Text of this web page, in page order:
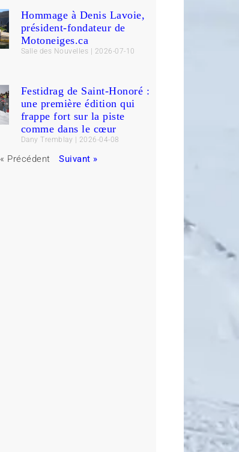
Hommage à Denis Lavoie,
président-fondateur de
Motoneiges.ca
Salle des Nouvelles 2026-07-10
Festidrag de Saint-Honoré :
une première édition qui
frappe fort sur la piste
comme dans le cœur
Dany Tremblay 2026-04-08
« Précédent Suivant »